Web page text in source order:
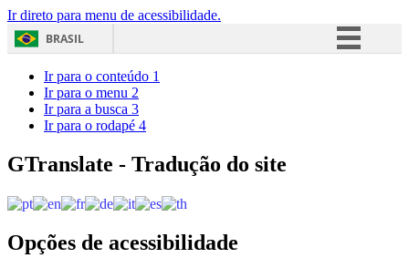
Ir direto para menu de acessibilidade.
BRASIL
Acesso à informação
Ir para o conteúdo 1
Ir para o menu 2
Ir para a busca 3
Ir para o rodapé 4
GTranslate - Tradução do site
Opções de acessibilidade